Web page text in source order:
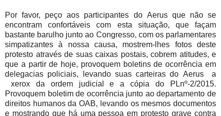
Por favor, peço aos participantes do Aerus que não se
encontram confortáveis com esta situação, que façam
bastante barulho junto ao Congresso, com os parlamentares
simpatizantes à nossa causa, mostrem-lhes fotos deste
protesto através de suas caixas postais, cobrem atitudes, e
que a partir de hoje, provoquem boletins de ocorrência em
delegacias policiais, levando suas carteiras do Aerus a
xerox da ordem judicial e a cópia do PLnº-2/2015.
Provoquem boletim de ocorrência junto ao departamento de
direitos humanos da OAB, levando os mesmos documentos
e mostrando que há uma pessoa em protesto grave contra